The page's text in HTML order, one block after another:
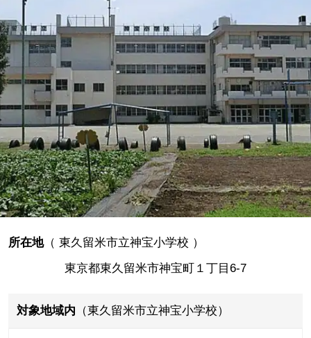
所在地（ 東久留米市立神宝小学校 ）
東京都東久留米市神宝町１丁目6-7
対象地域内 （東久留米市立神宝小学校）